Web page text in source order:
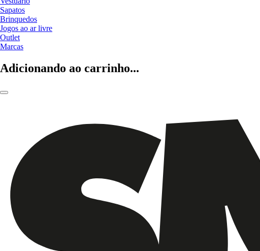
Sapatos
Brinquedos
Jogos ao ar livre
Outlet
Marcas
Adicionando ao carrinho...